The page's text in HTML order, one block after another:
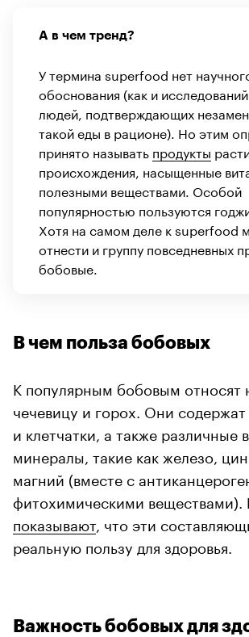
А в чем тренд?
У термина superfood нет
обоснования (как и
людей, подтверждающих
такой еды в рационе). Но этим
принято называть продукты
происхождения, насыщенные
полезными веществами. Особой
популярностью пользуются
Хотя на самом деле к superfood
отнести и группу повседневных
бобовые.
В чем польза бобовых
К популярным бобовым относят
чечевицу и горох. Они
и клетчатки, а также различные
минералы, такие как железо,
магний (вместе с
фитохимическими веществами).
показывают, что эти
реальную пользу для здоровья.
Важность бобовых для